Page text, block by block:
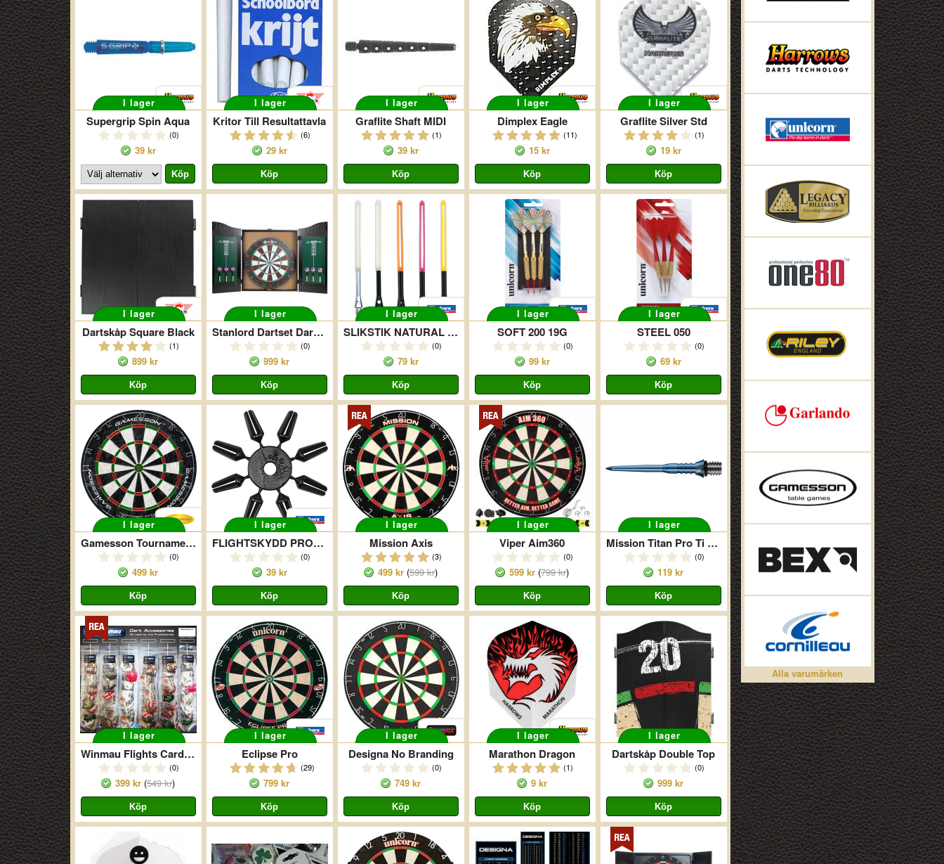
Alla varumärken
I lager
Supergrip Spin Aqua
(0)
39 kr
I lager
Kritor Till Resultattavla
(6)
29 kr
I lager
Graflite Shaft MIDI
(1)
39 kr
I lager
Dimplex Eagle
(11)
15 kr
I lager
Graflite Silver Std
(1)
19 kr
I lager
Dartskåp Square Black
(1)
899 kr
I lager
Stanlord Dartset Dark Wood
(0)
999 kr
I lager
SLIKSTIK NATURAL MEDIUM
(0)
79 kr
I lager
SOFT 200 19G
(0)
99 kr
I lager
STEEL 050
(0)
69 kr
I lager
Gamesson Tournament Edition
(0)
499 kr
I lager
FLIGHTSKYDD PROTECTOR SVART
(0)
39 kr
I lager
Mission Axis
(3)
499 kr (599 kr)
I lager
Viper Aim360
(0)
599 kr (799 kr)
I lager
Mission Titan Pro Ti Conversion Blue
(0)
119 kr
I lager
Winmau Flights Card Selection
(0)
399 kr (549 kr)
I lager
Eclipse Pro
(29)
799 kr
I lager
Designa No Branding
(0)
749 kr
I lager
Marathon Dragon
(1)
9 kr
I lager
Dartskåp Double Top
(0)
999 kr